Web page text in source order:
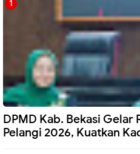
DPMD Kab. Bekasi Gelar
Pelangi 2026, Kuatkan